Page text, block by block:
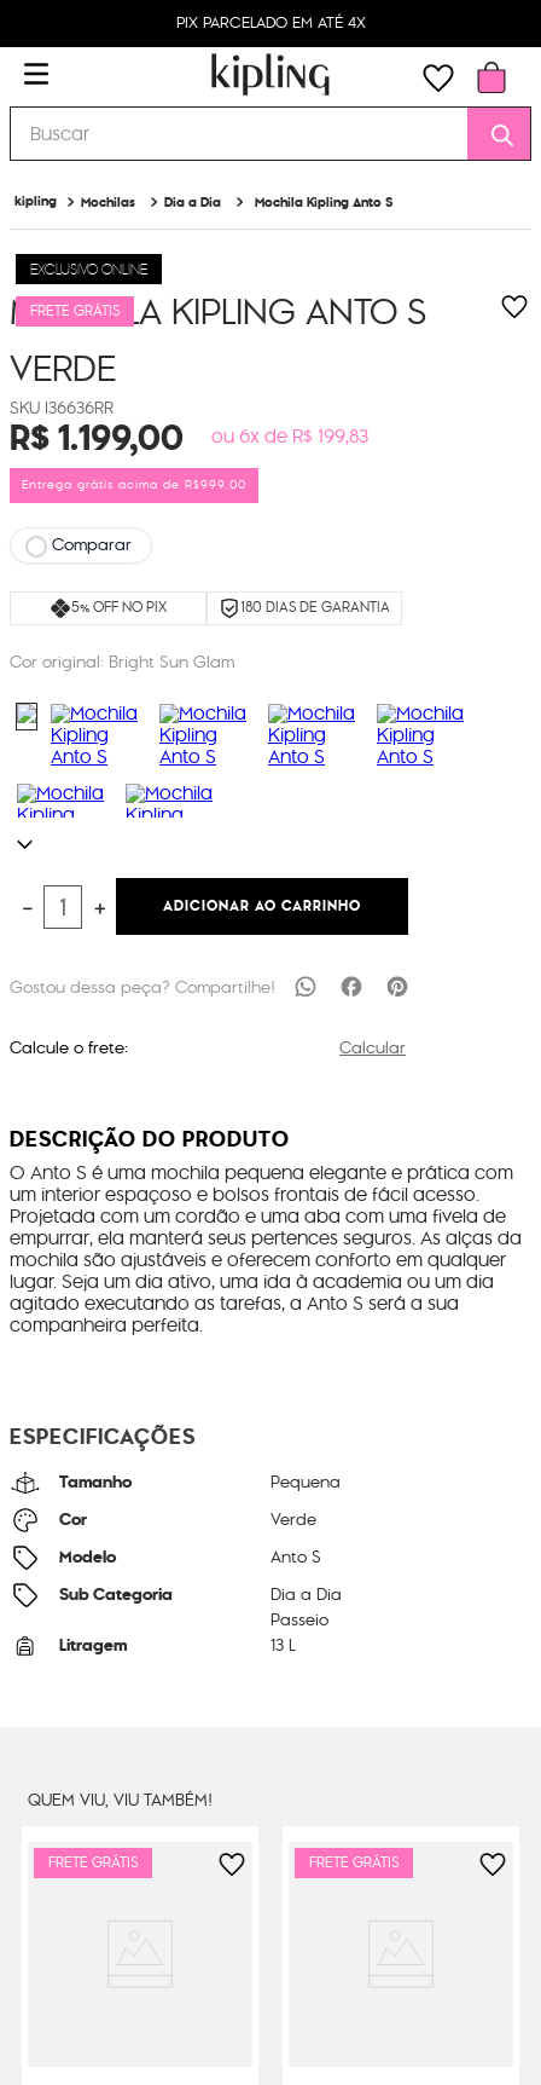
PIX PARCELADO EM ATÉ 4X
Buscar
Mochilas Dia a Dia Mochila Kipling Anto S
EXCLUSIVO ONLINE
FRETE GRÁTIS
MOCHILA KIPLING ANTO S
VERDE
I36636RR
R$1.199,00 ou 6x de R$ 199,83
Entrega grátis acima de R$999,00
Comparar
5% OFF NO PIX 180 DIAS DE GARANTIA
Cor original: Bright Sun Glam
＋
－ ADICIONAR AO CARRINHO
Calcule o frete: Calcular
DESCRIÇÃO DO PRODUTO
O Anto S é uma mochila pequena elegante e prática com
um interior espaçoso e bolsos frontais de fácil acesso.
Projetada com um cordão e uma aba com uma fivela de
empurrar, ela manterá seus pertences seguros. As alças da
mochila são ajustáveis e oferecem conforto em qualquer
lugar. Seja um dia ativo, uma ida à academia ou um dia
agitado executando as tarefas, a Anto S será a sua
companheira perfeita.
ESPECIFICAÇÕES
Tamanho Pequena
Cor Verde
Modelo Anto S
Sub Categoria
Dia a Dia
Passeio
Litragem 13 L
QUEM VIU, VIU TAMBÉM!
FRETE GRÁTIS FRETE GRÁTIS